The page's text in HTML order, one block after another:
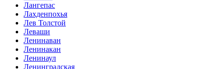
Лангепас
Лахденпохья
Лев Толстой
Леваши
Ленинаван
Ленинакан
Ленинаул
Ленинградская